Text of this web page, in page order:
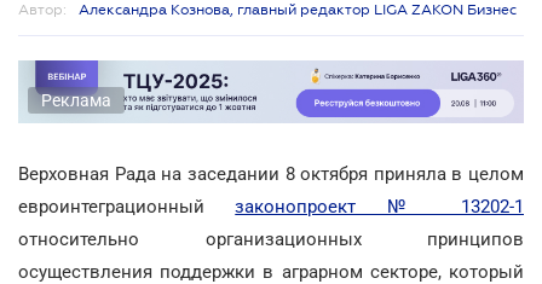
Автор: Александра Кознова, главный редактор LIGA ZAKON Бизнес
Реклама
Верховная Рада на заседании 8 октября приняла в целом
евроинтеграционныйзаконопроект № 13202-1
относительно организационных принципов
осуществления поддержки в аграрном секторе, который